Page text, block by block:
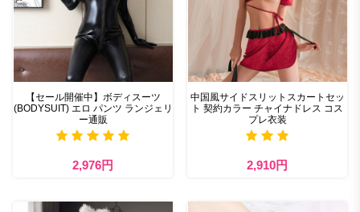
【セール開催中】ボディスーツ
(BODYSUIT) エロ パンツ ランジェリ
ー通販
2,976円
中国風サイドスリットスカートセッ
ト 契約カラー チャイナドレス コス
プレ衣装
2,910円